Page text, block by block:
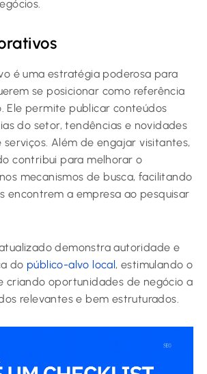
é uma estratégia poderosa para
se posicionar como referência
Ele permite publicar conteúdos
do setor, tendências e novidades
Além de engajar visitantes,
contribui para melhorar o
mecanismos de busca, facilitando
encontrem a empresa ao pesquisar
demonstra autoridade e
do público-alvo local, estimulando o
criando oportunidades de negócio a
relevantes e bem estruturados.